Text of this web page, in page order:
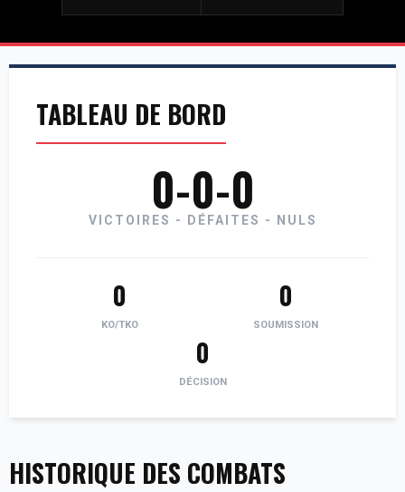
TABLEAU DE BORD
0-0-0
VICTOIRES - DÉFAITES - NULS
0
KO/TKO
0
SOUMISSION
0
DÉCISION
HISTORIQUE DES COMBATS